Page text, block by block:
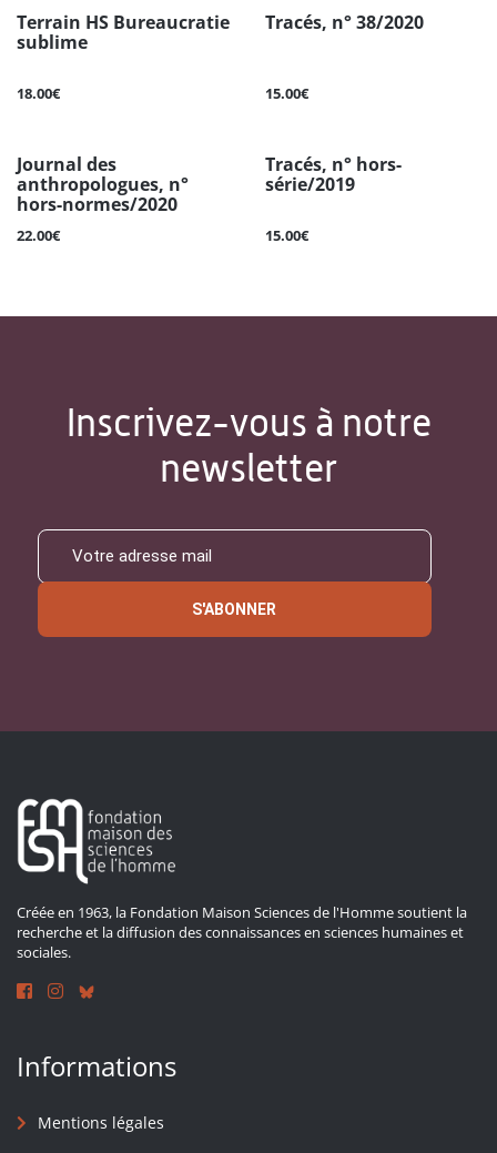
Terrain HS Bureaucratie
sublime
18.00€
Tracés, n° 38/2020
15.00€
Journal des
anthropologues, n°
hors-normes/2020
22.00€
Tracés, n° hors-
série/2019
15.00€
Inscrivez-vous à notre
newsletter
S'ABONNER
Créée en 1963, la Fondation Maison Sciences de l'Homme soutient la
recherche et la diffusion des connaissances en sciences humaines et
sociales.
Informations
Mentions légales